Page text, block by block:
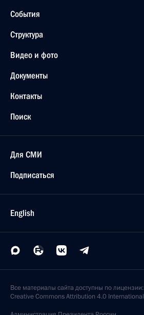
События
Структура
Видео и фото
Документы
Контакты
Поиск
Для СМИ
Подписаться
English
Все материалы сайта доступны по лицензии:
Creative Commons Attribution 4.0 International